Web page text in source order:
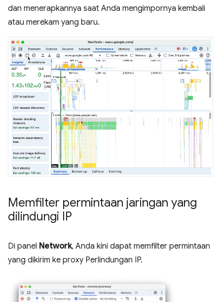
dan menerapkannya saat Anda mengimpornya kembali
atau merekam yang baru.
Memfilter permintaan jaringan yang
dilindungi IP
Di panel Network, Anda kini dapat memfilter permintaan
yang dikirim ke proxy Perlindungan IP.